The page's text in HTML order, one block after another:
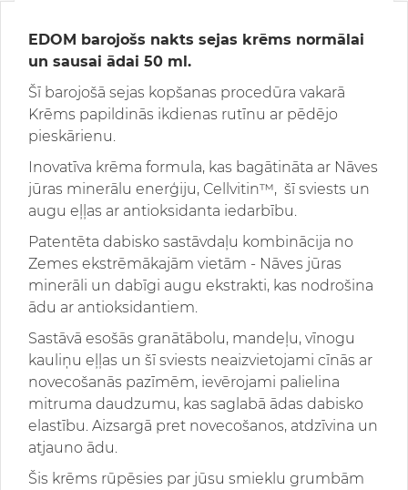
EDOM barojošs nakts sejas krēms normālai
un sausai ādai 50 ml.
Šī barojošā sejas kopšanas procedūra vakarā
Krēms papildinās ikdienas rutīnu ar pēdējo
pieskārienu.
Inovatīva krēma formula, kas bagātināta ar Nāves
jūras minerālu enerģiju, Cellvitin™, šī sviests un
augu eļļas ar antioksidanta iedarbību.
Patentēta dabisko sastāvdaļu kombinācija no
Zemes ekstrēmākajām vietām - Nāves jūras
minerāli un dabīgi augu ekstrakti, kas nodrošina
ādu ar antioksidantiem.
Sastāvā esošās granātābolu, mandeļu, vīnogu
kauliņu eļļas un šī sviests neaizvietojami cīnās ar
novecošanās pazīmēm, ievērojami palielina
mitruma daudzumu, kas saglabā ādas dabisko
elastību. Aizsargā pret novecošanos, atdzīvina un
atjauno ādu.
Šis krēms rūpēsies par jūsu smieklu grumbām